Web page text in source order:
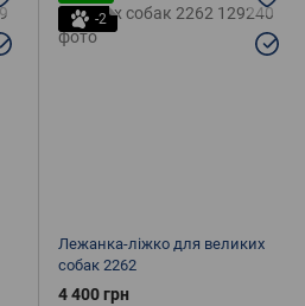
-2
Лежанка-ліжко для великих
собак 2262
4 400 грн